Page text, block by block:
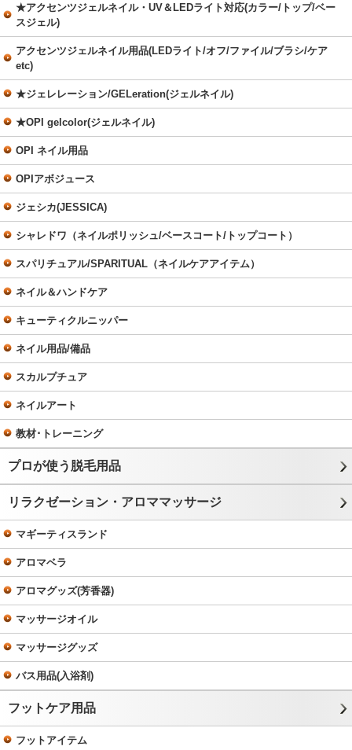
★アクセンツジェルネイル・UV＆LEDライト対応(カラー/トップ/ベー
スジェル)
アクセンツジェルネイル用品(LEDライト/オフ/ファイル/ブラシ/ケア
etc)
★ジェレレーション/GELeration(ジェルネイル)
★OPI gelcolor(ジェルネイル)
OPI ネイル用品
OPIアボジュース
ジェシカ(JESSICA)
シャレドワ（ネイルポリッシュ/ベースコート/トップコート）
スパリチュアル/SPARITUAL（ネイルケアアイテム）
ネイル＆ハンドケア
キューティクルニッパー
ネイル用品/備品
スカルプチュア
ネイルアート
教材･トレーニング
プロが使う脱毛用品
リラクゼーション・アロママッサージ
マギーティスランド
アロマベラ
アロマグッズ(芳香器)
マッサージオイル
マッサージグッズ
バス用品(入浴剤)
フットケア用品
フットアイテム